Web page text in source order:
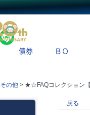
X
債券 ＢＯ
その他 > ★☆FAQコレクション
戻る